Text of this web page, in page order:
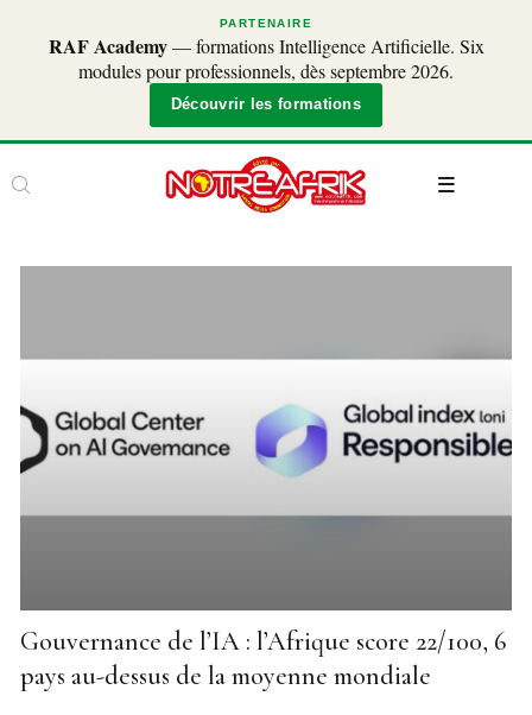
PARTENAIRE
RAF Academy— formations Intelligence Artificielle. Six
modules pour professionnels, dès septembre 2026.
Découvrir les formations
Gouvernance de l’IA : l’Afrique score 22/100, 6
pays au-dessus de la moyenne mondiale